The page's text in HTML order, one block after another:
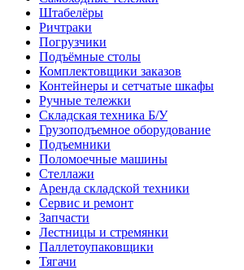
Штабелёры
Ричтраки
Погрузчики
Подъёмные столы
Комплектовщики заказов
Контейнеры и сетчатые шкафы
Ручные тележки
Складская техника Б/У
Грузоподъемное оборудование
Подъемники
Поломоечные машины
Стеллажи
Аренда складской техники
Сервис и ремонт
Запчасти
Лестницы и стремянки
Паллетоупаковщики
Тягачи